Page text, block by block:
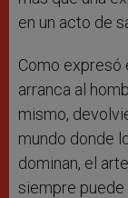
en un acto de
Como expresó
arranca al
mismo,
mundo donde
dominan, el
siempre puede